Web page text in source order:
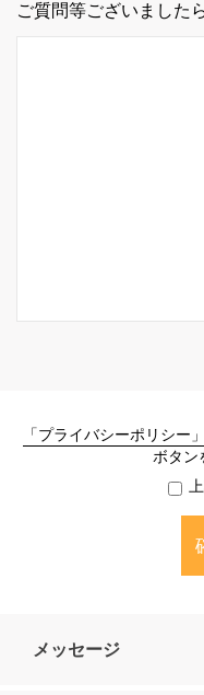
メッセージ
ご質問等ございました
「プライバシーポリシー」
ボタン